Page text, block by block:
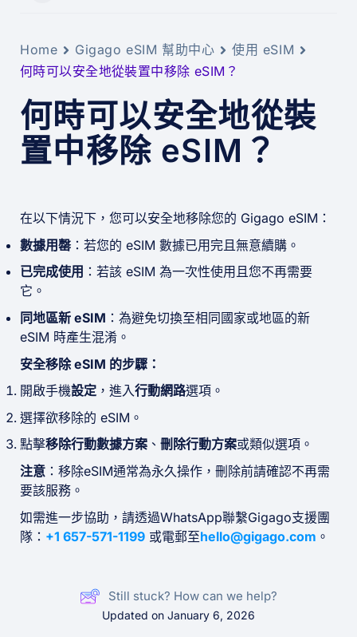
Home Gigago eSIM 幫助中心
使用 eSIM
何時可以安全地從裝置中移除 eSIM？
何時可以安全地從裝
置中移除 eSIM？
在以下情況下，您可以安全地移除您的 Gigago eSIM：
數據用罄 ：若您的 eSIM 數據已用完且無意續購。
已完成使用 ：若該 eSIM 為一次性使用且您不再需要
它。
同地區新 eSIM ：為避免切換至相同國家或地區的新
eSIM 時產生混淆。
安全移除 eSIM 的步驟：
開啟手機設定 ，進入行動網路選項。
選擇欲移除的 eSIM。
點擊移除行動數據方案 、 刪除行動方案或類似選項。
注意 ：移除eSIM通常為永久操作，刪除前請確認不再需
要該服務。
如需進一步協助，請透過WhatsApp聯繫Gigago支援團
隊： +1 657-571-1199 或電郵至hello@gigago.com 。
Still stuck? How can we help?
Updated on January 6, 2026